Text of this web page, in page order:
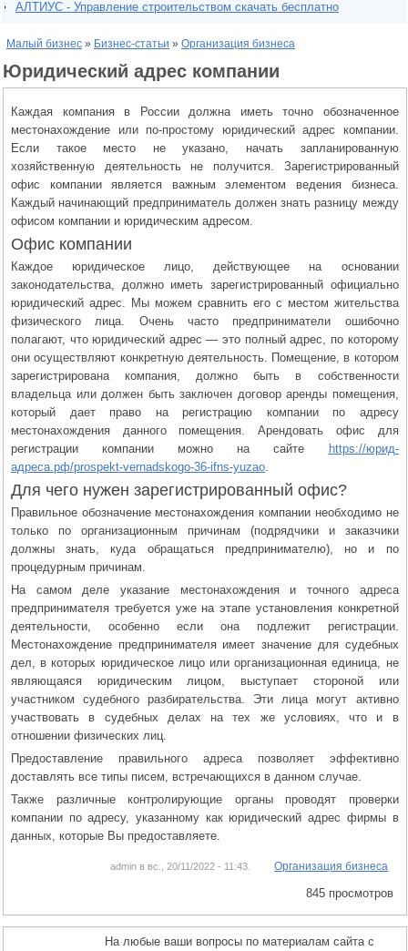
АЛТИУС - Управление строительством скачать бесплатно
Малый бизнес » Бизнес-статьи » Организация бизнеса
Юридический адрес компании
Каждая компания в России должна иметь точно обозначенное
местонахождение или по-простому юридический адрес компании.
Если такое место не указано, начать запланированную
хозяйственную деятельность не получится. Зарегистрированный
офис компании является важным элементом ведения бизнеса.
Каждый начинающий предприниматель должен знать разницу между
офисом компании и юридическим адресом.
Офис компании
Каждое юридическое лицо, действующее на основании
законодательства, должно иметь зарегистрированный официально
юридический адрес. Мы можем сравнить его с местом жительства
физического лица. Очень часто предприниматели ошибочно
полагают, что юридический адрес — это полный адрес, по которому
они осуществляют конкретную деятельность. Помещение, в котором
зарегистрирована компания, должно быть в собственности
владельца или должен быть заключен договор аренды помещения,
который дает право на регистрацию компании по адресу
местонахождения данного помещения. Арендовать офис для
регистрации компании можно на сайте https://юрид-
адреса.рф/prospekt-vernadskogo-36-ifns-yuzao
Для чего нужен зарегистрированный офис?
Правильное обозначение местонахождения компании необходимо не
только по организационным причинам (подрядчики и заказчики
должны знать, куда обращаться предпринимателю), но и по
процедурным причинам.
На самом деле указание местонахождения и точного адреса
предпринимателя требуется уже на этапе установления конкретной
деятельности, особенно если она подлежит регистрации.
Местонахождение предпринимателя имеет значение для судебных
дел, в которых юридическое лицо или организационная единица, не
являющаяся юридическим лицом, выступает стороной или
участником судебного разбирательства. Эти лица могут активно
участвовать в судебных делах на тех же условиях, что и в
отношении физических лиц.
Предоставление правильного адреса позволяет эффективно
доставлять все типы писем, встречающихся в данном случае.
Также различные контролирующие органы проводят проверки
компании по адресу, указанному как юридический адрес фирмы в
данных, которые Вы предоставляете.
admin в вс., 20/11/2022 - 11:43. Организация бизнеса
845 просмотров
На любые ваши вопросы по материалам сайта с